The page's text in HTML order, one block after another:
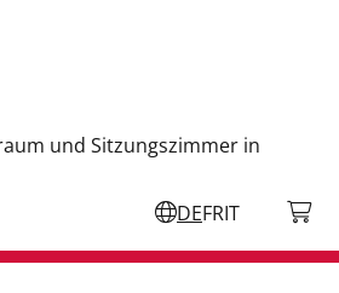
und Sitzungszimmer in
DEFRIT